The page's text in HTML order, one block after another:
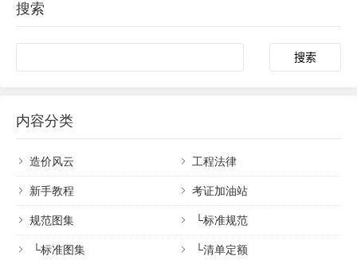
搜索
内容分类
造价风云 工程法律
新手教程 考证加油站
规范图集 └标准规范
└标准图集 └清单定额